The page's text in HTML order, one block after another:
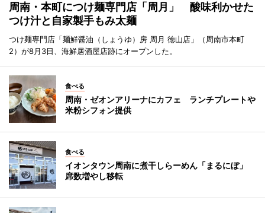
周南・本町につけ麺専門店「周月」 酸味利かせた
つけ汁と自家製手もみ太麺
つけ麺専門店「麺鮮醤油（しょうゆ）房 周月 徳山店」（周南市本町
2）が8月3日、海鮮居酒屋店跡にオープンした。
食べる
周南・ゼオンアリーナにカフェ ランチプレートや
米粉シフォン提供
食べる
イオンタウン周南に煮干しらーめん「まるにぼ」
席数増やし移転